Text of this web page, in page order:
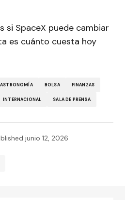
si SpaceX puede cambiar
es cuánto cuesta hoy
ASTRONOMÍA BOLSA FINANZAS
INTERNACIONAL SALA DE PRENSA
junio 12, 2026